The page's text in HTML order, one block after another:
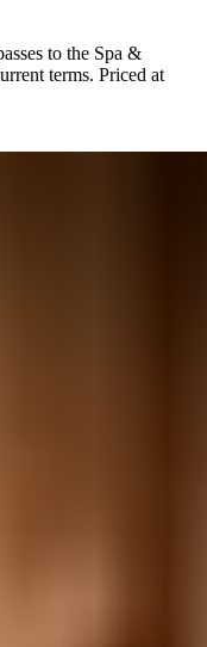
‌to the Spa & Country Club, subject to availability and current terms. Priced at £3,180 per year.